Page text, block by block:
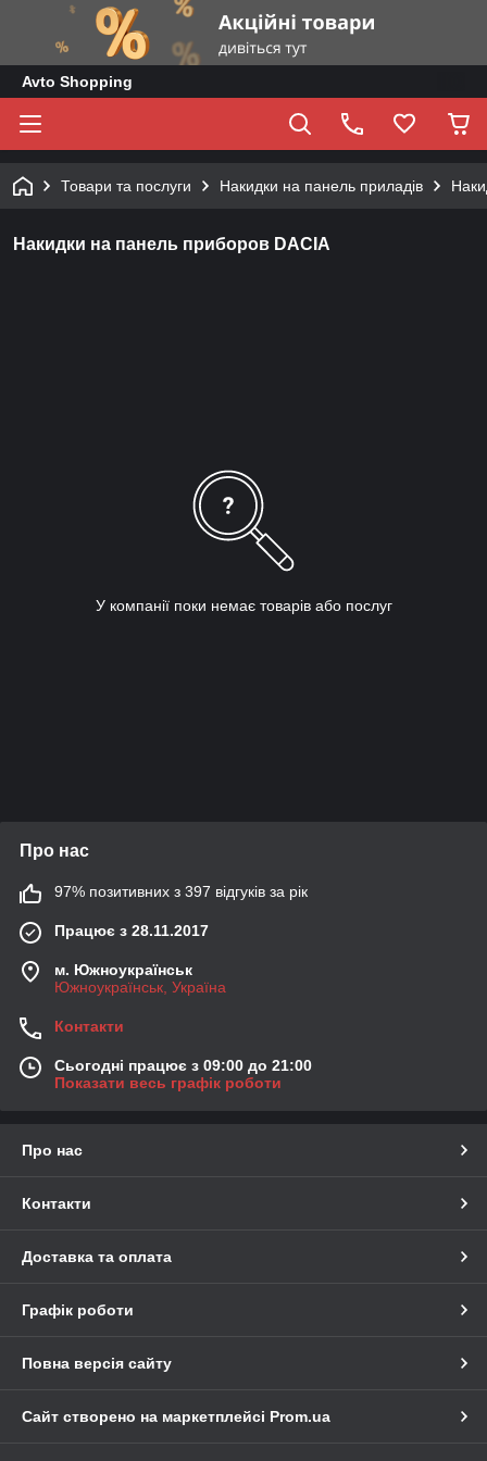
Avto Shopping
Товари та послуги Накидки на панель приладів
Накидки на панель приборов DACIA
У компанії поки немає товарів або послуг
Про нас
97% позитивних з 397 відгуків за рік
Працює з 28.11.2017
м. Южноукраїнськ
Южноукраїнськ, Україна
Контакти
Сьогодні працює з 09:00 до 21:00
Показати весь графік роботи
Про нас
Контакти
Доставка та оплата
Графік роботи
Повна версія сайту
Сайт створено на маркетплейсі Prom.ua